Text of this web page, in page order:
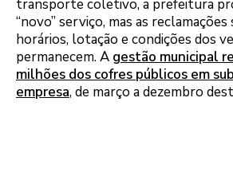
transporte coletivo, a prefeitura
“novo” serviço, mas as
horários, lotação e condições dos
permanecem. A gestão municipal
milhões dos cofres públicos em
empresa, de março a dezembro